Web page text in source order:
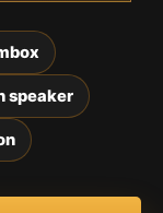
speaker